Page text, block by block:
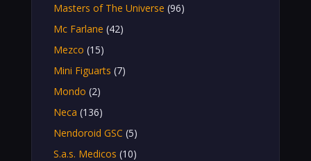
Masters of The Universe (96)
Mc Farlane (42)
Mezco (15)
Mini Figuarts (7)
Mondo (2)
Neca (136)
Nendoroid GSC (5)
S.a.s. Medicos (10)